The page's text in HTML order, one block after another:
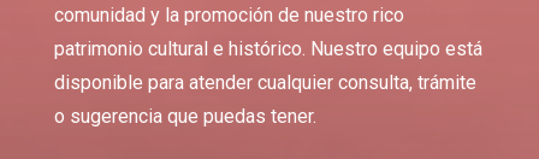
comunidad y la promoción de nuestro rico
patrimonio cultural e histórico. Nuestro equipo está
disponible para atender cualquier consulta, trámite
o sugerencia que puedas tener.